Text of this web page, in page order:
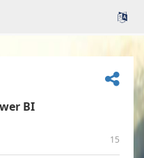
BI
15